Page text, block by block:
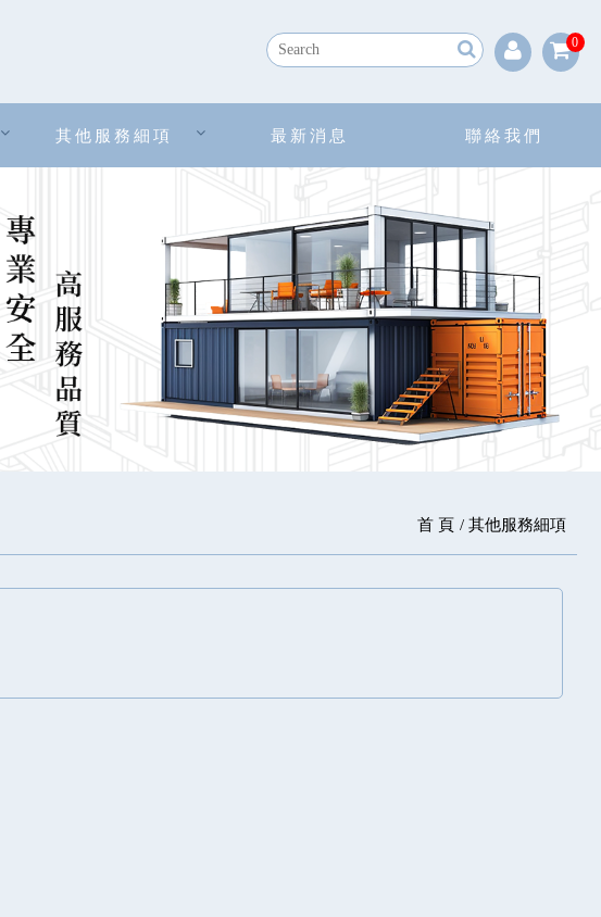
0
其他服務細項 最新消息 聯絡我們
首 頁 其他服務細項